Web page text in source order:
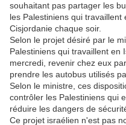
souhaitant pas partager les
les Palestiniens qui
Cisjordanie chaque soir.
Selon le projet désiré par le
Palestiniens qui travaillent en
mercredi, revenir chez eux
prendre les autobus utilisés
Selon le ministre, ces
contrôler les Palestiniens qui
réduire les dangers de
Ce projet israélien n'est pas